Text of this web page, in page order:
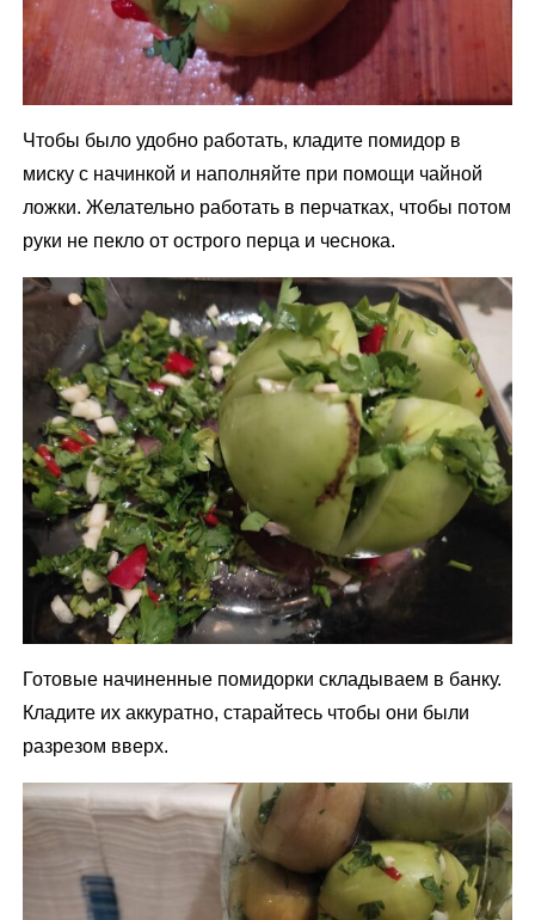
Чтобы было удобно работать, кладите помидор в
миску с начинкой и наполняйте при помощи чайной
ложки. Желательно работать в перчатках, чтобы потом
руки не пекло от острого перца и чеснока.
Готовые начиненные помидорки складываем в банку.
Кладите их аккуратно, старайтесь чтобы они были
разрезом вверх.